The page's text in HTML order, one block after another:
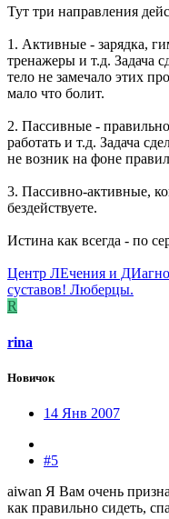
Тут три направления
1. Активные - зарядка,
тренажеры и т.д. Задача
тело не замечало этих
мало что болит.
2. Пассивные - правильно
работать и т.д. Задача
не возник на фоне
3. Пассивно-активные,
бездействуете.
Истина как всегда - по
Центр ЛЕчения и
суставов! Люберцы.
R
rina
Новичок
14 Янв 2007
#5
aiwan Я Вам очень
как правильно сидеть,